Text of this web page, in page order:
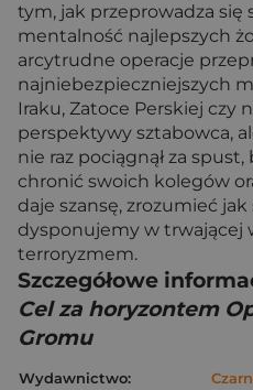
tym, jak przeprowadza się
mentalność najlepszych
arcytrudne operacje
najniebezpieczniejszych
Iraku, Zatoce Perskiej czy
perspektywy sztabowca,
nie raz pociągnął za
chronić swoich kolegów
daje szansę, zrozumieć
dysponujemy w trwającej
terroryzmem.
Szczegółowe
Cel za horyzontem
Gromu
Wydawnictwo: